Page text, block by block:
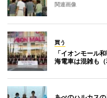
関連画像
買う
「イオンモール
海電車は混雑も（